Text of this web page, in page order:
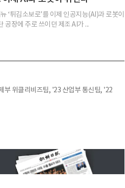
‘튀김소보로’를 이제 인공지능(AI)과 로봇이
공장에 주로 쓰이던 제조 AI가 ...
부 위클리비즈팀, '23 산업부 통신팀, '22